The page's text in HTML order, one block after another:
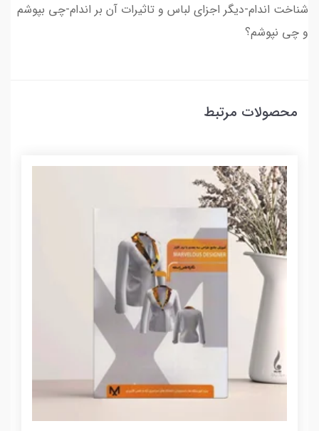
شناخت اندام-دیگر اجزای لباس و تاثیرات آن بر اندام-چی بپوشم
و چی نپوشم؟
محصولات مرتبط